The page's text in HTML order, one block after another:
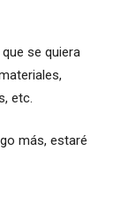
se quiera
etc.
más, estaré